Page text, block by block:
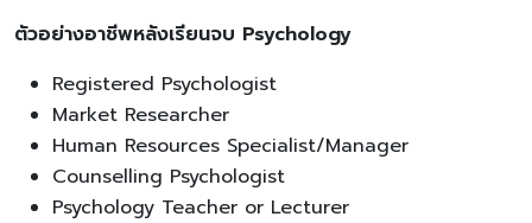
ตัวอย่างอาชีพหลังเรียนจบ Psychology
Registered Psychologist
Market Researcher
Human Resources Specialist/Manager
Counselling Psychologist
Psychology Teacher or Lecturer